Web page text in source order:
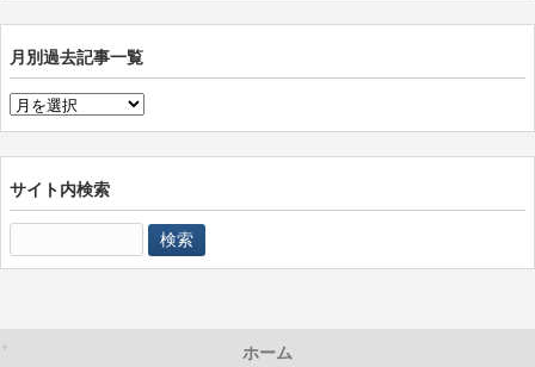
月別過去記事一覧
月
別
過
去
一
サイト内検索
索:
ホーム